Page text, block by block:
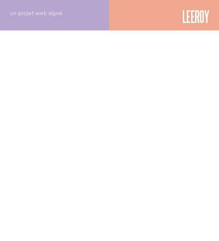
un projet web signé